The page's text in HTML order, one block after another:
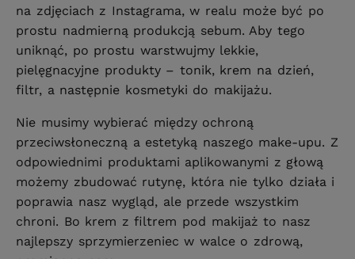
na zdjęciach z Instagrama, w realu może być po
prostu nadmierną produkcją sebum. Aby tego
uniknąć, po prostu warstwujmy lekkie,
pielęgnacyjne produkty – tonik, krem na dzień,
filtr, a następnie kosmetyki do makijażu.
Nie musimy wybierać między ochroną
przeciwsłoneczną a estetyką naszego make-upu. Z
odpowiednimi produktami aplikowanymi z głową
możemy zbudować rutynę, która nie tylko działa i
poprawia nasz wygląd, ale przede wszystkim
chroni. Bo krem z filtrem pod makijaż to nasz
najlepszy sprzymierzeniec w walce o zdrową,